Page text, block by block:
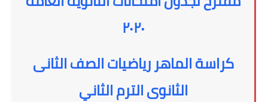
٢٠٢٠
كراسة الماهر رياضيات الصف الثانى
الثانوى الترم الثاني